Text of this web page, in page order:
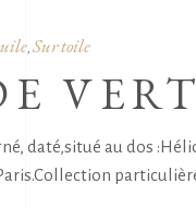
, Sur toile
daté,situé au dos